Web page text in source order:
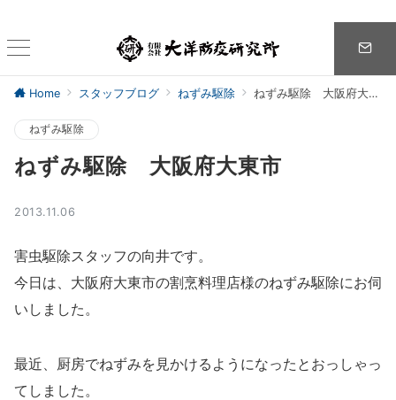
Home スタッフブログ ねずみ駆除 ねずみ駆除 大阪府大東市
ねずみ駆除
ねずみ駆除 大阪府大東市
2013.11.06
害虫駆除スタッフの向井です。
今日は、大阪府大東市の割烹料理店様のねずみ駆除にお伺
いしました。
最近、厨房でねずみを見かけるようになったとおっしゃっ
てしました。